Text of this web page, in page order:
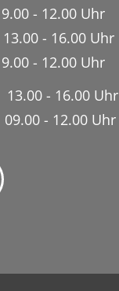
- 12.00 Uhr
Uhr
- 12.00 Uhr
Uhr
- 12.00 Uhr